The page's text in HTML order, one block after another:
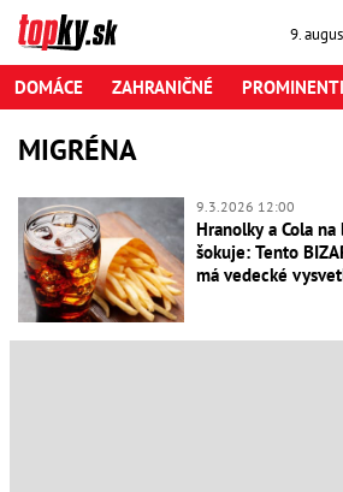
9.
DOMÁCE ZAHRANIČNÉ PROMINENTI
MIGRÉNA
9.3.2026 12:00
Hranolky a Cola
šokuje: Tento
má vedecké